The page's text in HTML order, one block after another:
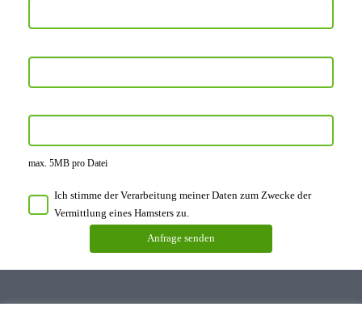
max. 5MB pro Datei
Ich stimme der Verarbeitung meiner Daten zum Zwecke der
Vermittlung eines Hamsters zu.